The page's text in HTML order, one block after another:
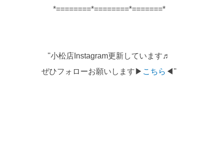
*========*========*=======*
"小松店Instagram更新しています♬
ぜひフォローお願いします▶ こちら ◀"